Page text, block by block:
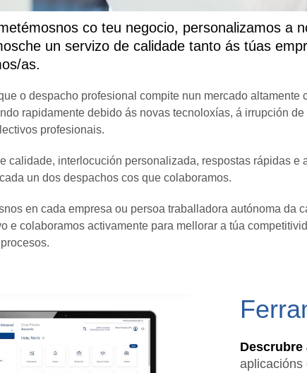
co teu negocio, personalizamos a
un servizo de calidade tanto ás túas
as.
o despacho profesional compite nun mercado altamente
rapidamente debido ás novas tecnoloxías, á irrupción
profesionais.
calidade, interlocución personalizada, respostas rápidas e
un dos despachos cos que colaboramos.
en cada empresa ou persoa traballadora autónoma da
e colaboramos activamente para mellorar a túa
Descrubre
aplicacións